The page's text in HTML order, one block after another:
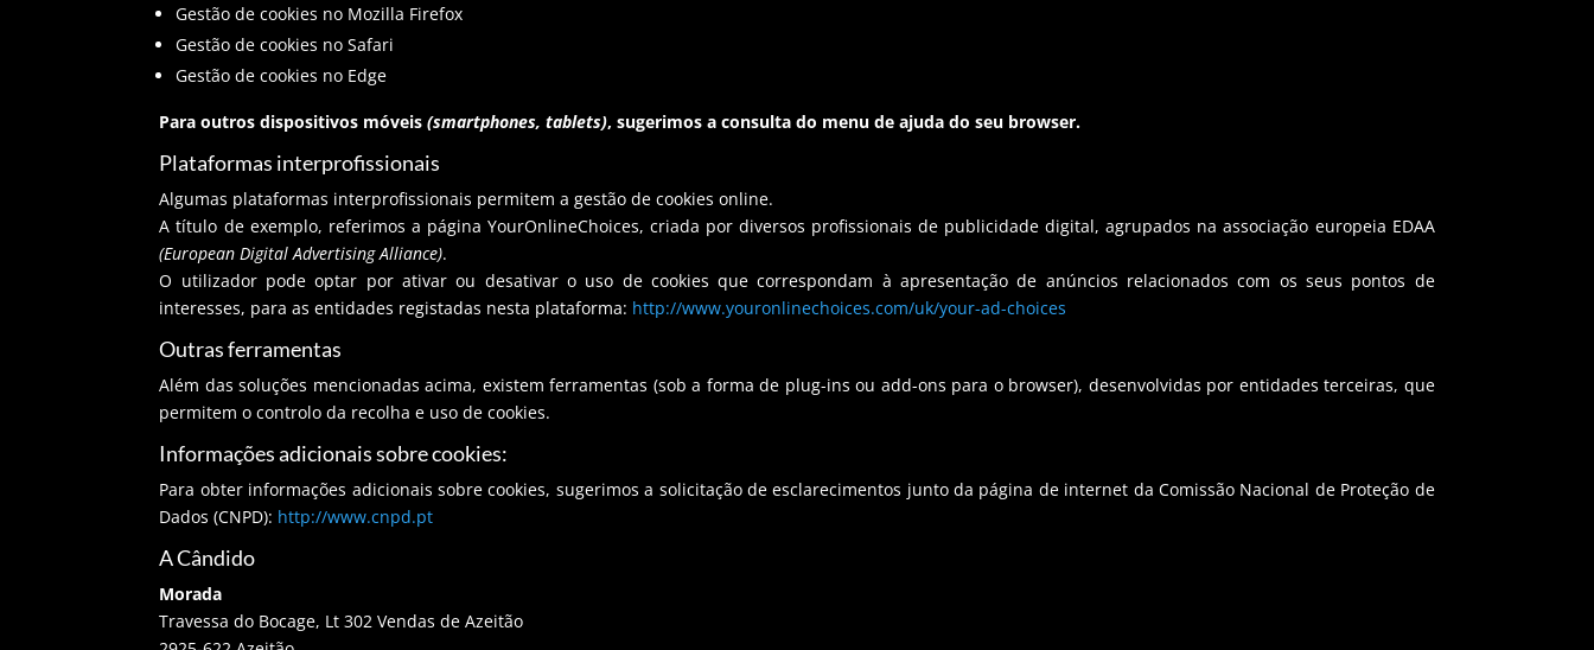
Gestão de cookies no Mozilla Firefox
Gestão de cookies no Safari
Gestão de cookies no Edge
Para outros dispositivos móveis(smartphones, tablets), sugerimos a consulta do menu de ajuda do seu browser.
Plataformas interprofissionais
Algumas plataformas interprofissionais permitem a gestão de cookies online.
A título de exemplo, referimos a página YourOnlineChoices, criada por diversos profissionais de publicidade digital, agrupados na associação europeia EDAA
(European Digital Advertising Alliance).
O utilizador pode optar por ativar ou desativar o uso de cookies que correspondam à apresentação de anúncios relacionados com os seus pontos de
interesses, para as entidades registadas nesta plataforma: http://www.youronlinechoices.com/uk/your-ad-choices
Outras ferramentas
Além das soluções mencionadas acima, existem ferramentas (sob a forma de plug-ins ou add-ons para o browser), desenvolvidas por entidades terceiras, que
permitem o controlo da recolha e uso de cookies.
Informações adicionais sobre cookies:
Para obter informações adicionais sobre cookies, sugerimos a solicitação de esclarecimentos junto da página de internet da Comissão Nacional de Proteção de
Dados (CNPD): http://www.cnpd.pt
A Cândido
Morada
Travessa do Bocage, Lt 302 Vendas de Azeitão